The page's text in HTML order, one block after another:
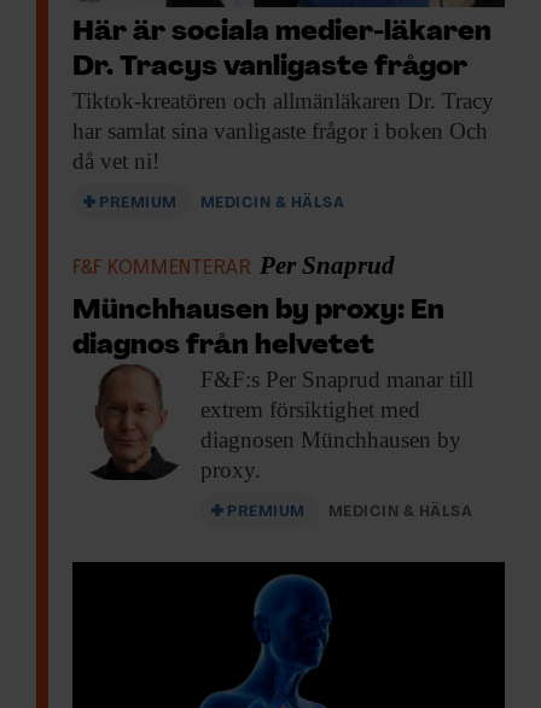
Här är sociala medier-läkaren
Dr. Tracys vanligaste frågor
Tiktok-kreatören och allmänläkaren Dr. Tracy
har samlat sina vanligaste frågor i boken Och
då vet ni!
PREMIUM MEDICIN & HÄLSA
F&F KOMMENTERAR Per Snaprud
Münchhausen by proxy: En
diagnos från helvetet
F&F:s Per Snaprud manar till
extrem försiktighet med
diagnosen Münchhausen by
proxy.
PREMIUM MEDICIN & HÄLSA